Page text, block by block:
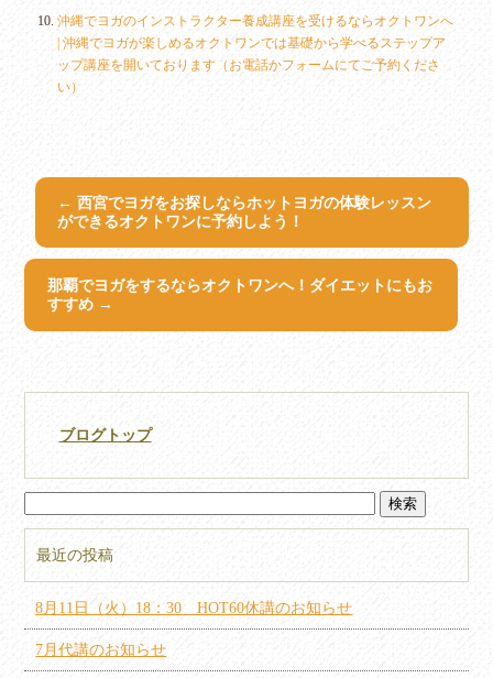
沖縄でヨガのインストラクター養成講座を受けるならオクトワンへ
| 沖縄でヨガが楽しめるオクトワンでは基礎から学べるステップア
ップ講座を開いております（お電話かフォームにてご予約くださ
い）
← 西宮でヨガをお探しならホットヨガの体験レッスン
ができるオクトワンに予約しよう！
那覇でヨガをするならオクトワンへ！ダイエットにもお
すすめ →
ブログトップ
最近の投稿
8月11日（火）18：30 HOT60休講のお知らせ
7月代講のお知らせ